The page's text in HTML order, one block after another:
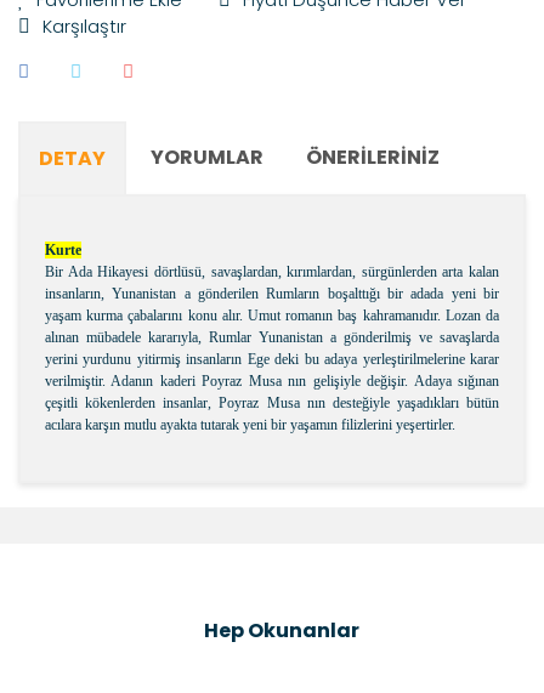
Karşılaştır
DETAY YORUMLAR ÖNERILERINIZ
Kurte
Bir Ada Hikayesi dörtlüsü, savaşlardan, kırımlardan, sürgünlerden arta kalan
insanların, Yunanistan a gönderilen Rumların boşalttığı bir adada yeni bir
yaşam kurma çabalarını konu alır. Umut romanın baş kahramanıdır. Lozan da
alınan mübadele kararıyla, Rumlar Yunanistan a gönderilmiş ve savaşlarda
yerini yurdunu yitirmiş insanların Ege deki bu adaya yerleştirilmelerine karar
verilmiştir. Adanın kaderi Poyraz Musa nın gelişiyle değişir. Adaya sığınan
çeşitli kökenlerden insanlar, Poyraz Musa nın desteğiyle yaşadıkları bütün
acılara karşın mutlu ayakta tutarak yeni bir yaşamın filizlerini yeşertirler.
Ürün açıklamasında eksik bilgiler bulunuyor.
Hep Okunanlar